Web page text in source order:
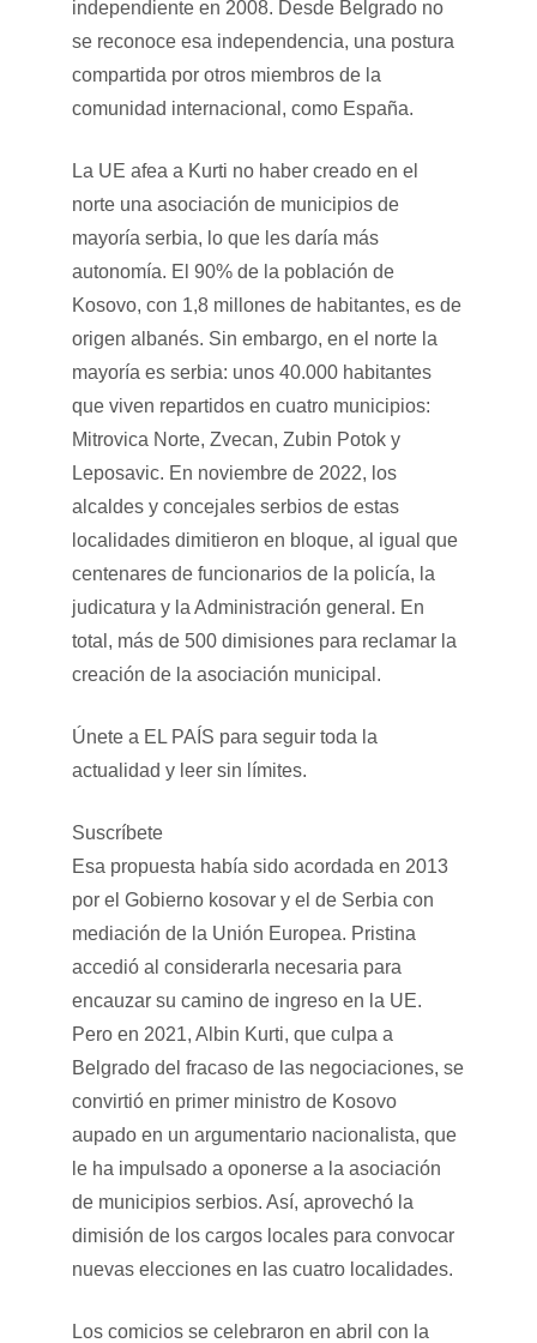
independiente en 2008. Desde Belgrado no
se reconoce esa independencia, una postura
compartida por otros miembros de la
comunidad internacional, como España.
La UE afea a Kurti no haber creado en el
norte una asociación de municipios de
mayoría serbia, lo que les daría más
autonomía. El 90% de la población de
Kosovo, con 1,8 millones de habitantes, es de
origen albanés. Sin embargo, en el norte la
mayoría es serbia: unos 40.000 habitantes
que viven repartidos en cuatro municipios:
Mitrovica Norte, Zvecan, Zubin Potok y
Leposavic. En noviembre de 2022, los
alcaldes y concejales serbios de estas
localidades dimitieron en bloque, al igual que
centenares de funcionarios de la policía, la
judicatura y la Administración general. En
total, más de 500 dimisiones para reclamar la
creación de la asociación municipal.
Únete a EL PAÍS para seguir toda la
actualidad y leer sin límites.
Suscríbete
Esa propuesta había sido acordada en 2013
por el Gobierno kosovar y el de Serbia con
mediación de la Unión Europea. Pristina
accedió al considerarla necesaria para
encauzar su camino de ingreso en la UE.
Pero en 2021, Albin Kurti, que culpa a
Belgrado del fracaso de las negociaciones, se
convirtió en primer ministro de Kosovo
aupado en un argumentario nacionalista, que
le ha impulsado a oponerse a la asociación
de municipios serbios. Así, aprovechó la
dimisión de los cargos locales para convocar
nuevas elecciones en las cuatro localidades.
Los comicios se celebraron en abril con la